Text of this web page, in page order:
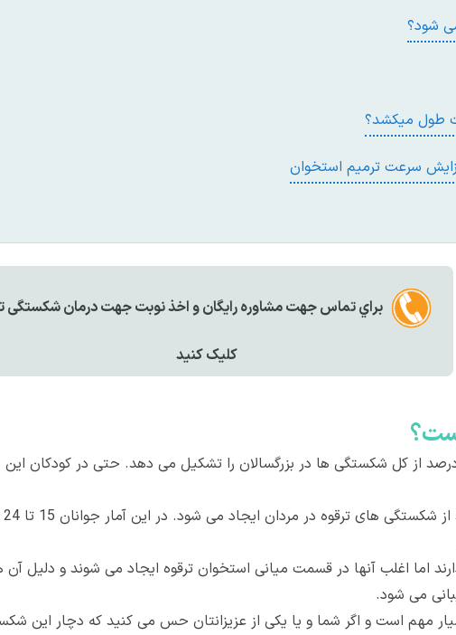
شود؟
طول ميکشد؟
سرعت ترميم استخوان
براي تماس جهت مشاوره رايگان و اخذ نوبت جهت درمان شکستگی
کليک کنيد
اما اغلب آنها در قسمت میانی استخوان ترقوه ایجاد می شوند و
می شود.
مهم است و اگر شما و یا یکی از عزیزانتان حس می کنید که دچار این